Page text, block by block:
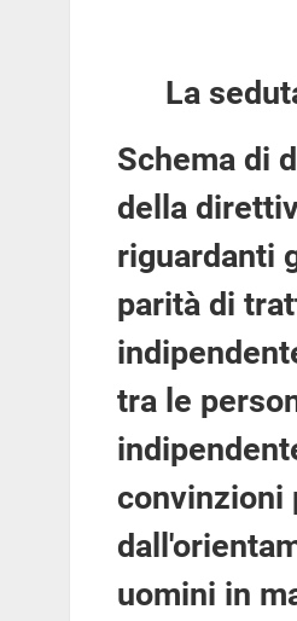
La
Schema di
della
riguardanti
parità di
tra le
convinzioni
uomini in